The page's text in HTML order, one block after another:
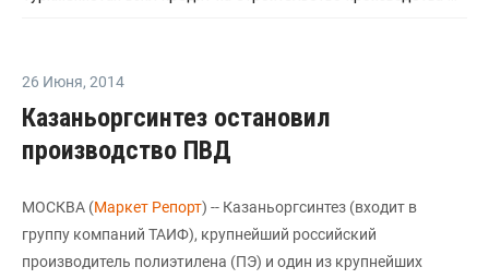
26 Июня, 2014
Казаньоргсинтез остановил
производство ПВД
МОСКВА (Маркет Репорт) -- Казаньоргсинтез (входит в
группу компаний ТАИФ), крупнейший российский
производитель полиэтилена (ПЭ) и один из крупнейших